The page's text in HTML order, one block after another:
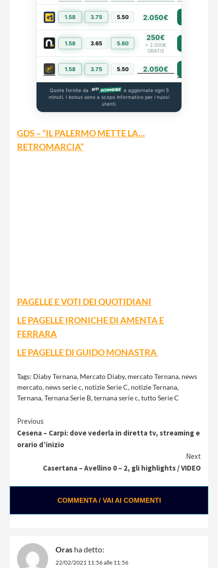
1.58 3.75 5.50 2.050€
1.58 3.65 5.60
250€
+ 2.000€
GRATIS
1.58 3.75 5.50 2.050€
Quote fornite da
e aggiornate ogni 5
minuti. I bonus sono a scopo informativo per i nuovi
utenti.
GDS – “IL PALERMO METTE LA…
RETROMARCIA”
PAGELLE E VOTI DEI QUOTIDIANI
LE PAGELLE IRONICHE DI AMENTA E
FERRARA
LE PAGELLE DI GUIDO MONASTRA
Tags: Diaby Ternana, Mercato Diaby, mercato Ternana, news
mercato, news serie c, notizie Serie C, notizie Ternana,
Ternana,Ternana Serie B,ternana serie c,tutto Serie C
Continue
Reading
Previous
Cesena – Carpi: dove vederla in diretta tv, streaming e
orario d’inizio
Next
Casertana – Avellino 0 – 2, gli highlights / VIDEO
COMMENTA / VAI AI COMMENTI
Oras ha detto:
22/02/2021 11:56 alle 11:56